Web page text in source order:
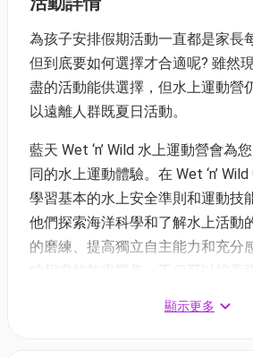
為孩子安排假期活動一直都是家長
但到底要如何選擇才合適呢? 雖然
盡的活動能供選擇，但水上運動營
以遠離人群既夏日活動。
藍天 Wet ‘n’ Wild 水上運動營會為
同的水上運動體驗。在 Wet ‘n’
學習基本的水上安全準則和運動技
他們探索海洋科學和了解水上活動
的磨練、提高獨立自主能力和充分
睦相處的無盡樂趣。不但可以培養
顯示更多